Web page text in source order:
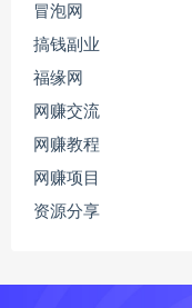
冒泡网
搞钱副业
福缘网
网赚交流
网赚教程
网赚项目
资源分享